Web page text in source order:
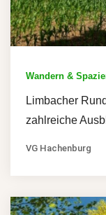
Wandern &
Limbacher
zahlreiche
VG Hachenburg